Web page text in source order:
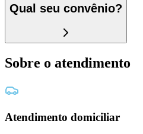
Qual seu convênio?
Sobre o atendimento
Atendimento domiciliar